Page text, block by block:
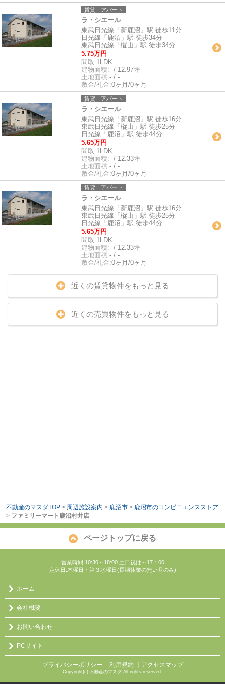
賃貸｜アパート
ラ・シエール
東武日光線「新鹿沼」駅 徒歩11分
日光線「鹿沼」駅 徒歩34分
東武日光線「樅山」駅 徒歩34分
5.75万円
間取:1LDK
建物面積:- / 12.97坪
土地面積:- / -
敷金/礼金:0ヶ月/0ヶ月
賃貸｜アパート
ラ・シエール
東武日光線「新鹿沼」駅 徒歩16分
東武日光線「樅山」駅 徒歩25分
日光線「鹿沼」駅 徒歩44分
5.65万円
間取:1LDK
建物面積:- / 12.33坪
土地面積:- / -
敷金/礼金:0ヶ月/0ヶ月
賃貸｜アパート
ラ・シエール
東武日光線「新鹿沼」駅 徒歩16分
東武日光線「樅山」駅 徒歩25分
日光線「鹿沼」駅 徒歩44分
5.65万円
間取:1LDK
建物面積:- / 12.33坪
土地面積:- / -
敷金/礼金:0ヶ月/0ヶ月
近くの賃貸物件をもっと見る
近くの売買物件をもっと見る
不動産のマスダTOP > 周辺施設案内 > 鹿沼市 > 鹿沼市のコンビニエンスストア
> ファミリーマート鹿沼村井店
ページトップに戻る
営業時間:10:30～18:00 土日祝は～17：00
定休日:木曜日・第３水曜日(長期休業の無い月のみ)
ホーム
会社概要
お問い合わせ
PCサイト
プライバシーポリシー ｜ 利用規約 ｜アクセスマップ
Copyright(c) 不動産のマスダ All rights reserved.